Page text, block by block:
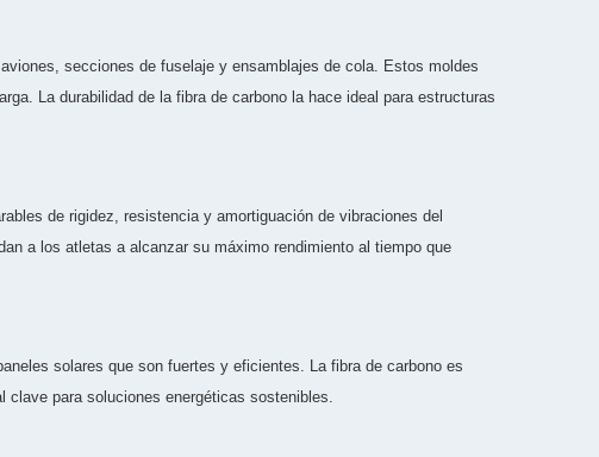
secciones de fuselaje y ensamblajes de cola. Estos moldes
La durabilidad de la fibra de carbono la hace ideal para estructuras
de rigidez, resistencia y amortiguación de vibraciones del
a los atletas a alcanzar su máximo rendimiento al tiempo que
solares que son fuertes y eficientes. La fibra de carbono es
clave para soluciones energéticas sostenibles.